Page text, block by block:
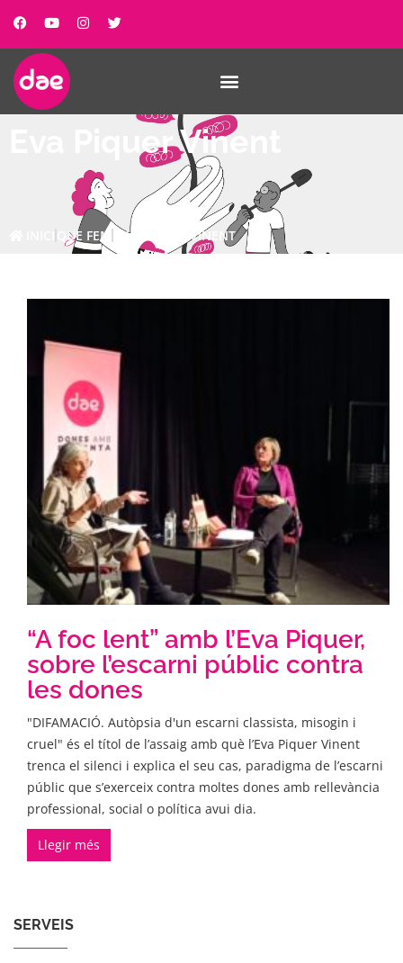
Eva Piquer Vinent
QUE FEM EVA PIQUER VINENT
SERVEIS
“A foc lent” amb l’Eva Piquer,
sobre l’escarni públic contra
les dones
"DIFAMACIÓ. Autòpsia d'un escarni classista, misogin i
cruel" és el títol de l’assaig amb què l’Eva Piquer Vinent
trenca el silenci i explica el seu cas, paradigma de l’escarni
públic que s’exerceix contra moltes dones amb rellevància
professional, social o política avui dia.
Llegir més